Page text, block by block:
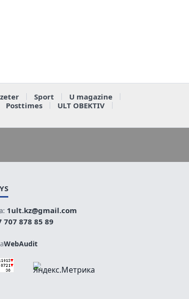
Sport
U magazine
Posttimes
ULT OBEKTIV
1ult.kz@gmail.com
707 878 85 89
WebAudit